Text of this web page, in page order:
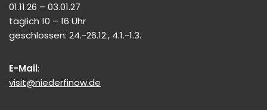
01.11.26 – 03.01.27
täglich 10 – 16 Uhr
geschlossen: 24.-26.12., 4.1.-1.3.
E-Mail:
visit@niederfinow.de